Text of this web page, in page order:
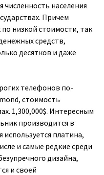
населения
Причем
низкой стоимости, так
средств,
десятков и даже
телефонов по-
стоимость
1,300,000$. Интересным
производится в
используется платина,
и самые редкие среди
дизайна,
и своей